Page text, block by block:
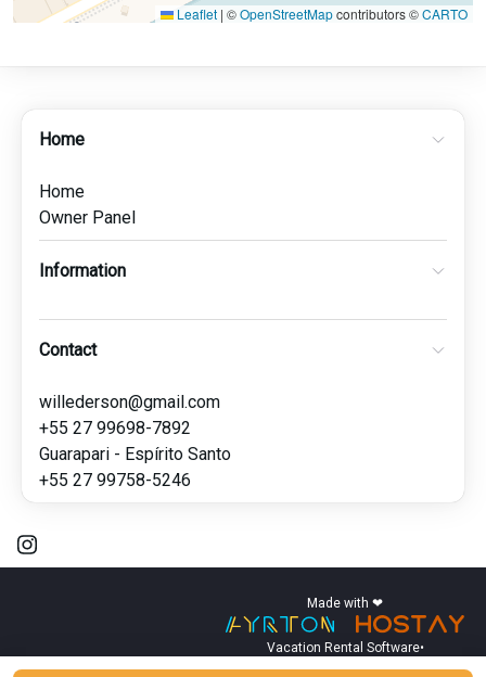
Leaflet | ©OpenStreetMapcontributors ©CARTO
Home
Home
Owner Panel
Information
Contact
willederson@gmail.com
+55 27 99698-7892
Guarapari - Espírito Santo
+55 27 99758-5246
Made with ❤
Vacation Rental Software•